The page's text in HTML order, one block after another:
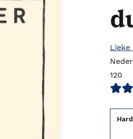
Lieke
120